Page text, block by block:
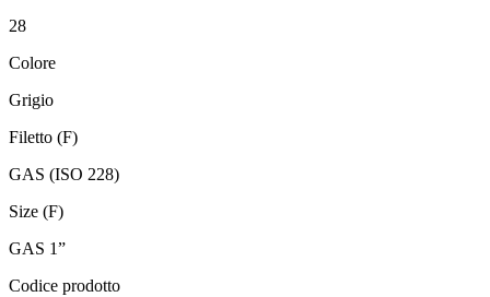
28
Colore
Grigio
Filetto (F)
GAS (ISO 228)
Size (F)
GAS 1”
Codice prodotto